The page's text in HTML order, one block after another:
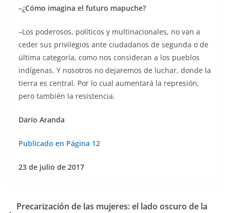
–¿Cómo imagina el futuro mapuche?
–Los poderosos, políticos y multinacionales, no van a
ceder sus privilegios ante ciudadanos de segunda o de
última categoría, como nos consideran a los pueblos
indígenas. Y nosotros no dejaremos de luchar, donde la
tierra es central. Por lo cual aumentará la represión,
pero también la resistencia.
Darío Aranda
Publicado en Página 12
23 de julio de 2017
Precarización de las mujeres: el lado oscuro de la